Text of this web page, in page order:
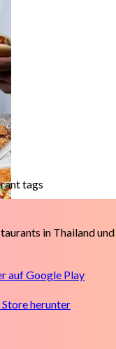
tags
in Thailand
aufGoogle Play
herunter